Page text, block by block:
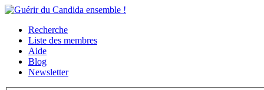
Recherche
Liste des membres
Aide
Blog
Newsletter